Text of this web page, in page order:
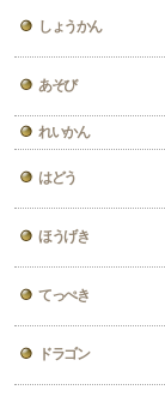
しょうかん
あそび
れいかん
はどう
ほうげき
てっぺき
ドラゴン